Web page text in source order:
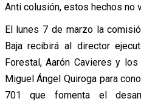
Anti colusión, estos hechos no
El lunes 7 de marzo la
Baja recibirá al director
Forestal, Aarón Cavieres y
Miguel Ángel Quiroga para
701 que fomenta el